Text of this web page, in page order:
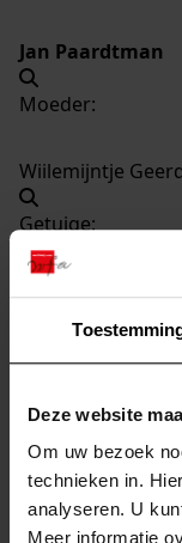
Deze website
Om uw bezoek
technieken in.
analyseren. U
Meer informatie
Jan Paardtman
Moeder:
Wiilemijntje
Getuige:
Willemijntje
Kerkelijke
1702-09 Doop-,
1581-1910